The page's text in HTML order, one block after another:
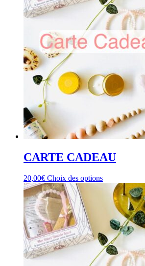
CARTE CADEAU
20,00€ Choix des optionsCe
produit
plusieurs
variations.
Les
options
peuvent
être
choisies